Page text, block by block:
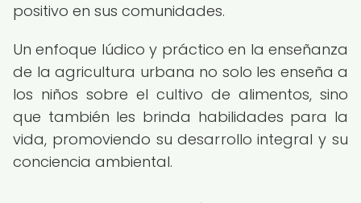
positivo en sus comunidades.
Un enfoque lúdico y práctico en la enseñanza
de la agricultura urbana no solo les enseña a
los niños sobre el cultivo de alimentos, sino
que también les brinda habilidades para la
vida, promoviendo su desarrollo integral y su
conciencia ambiental.